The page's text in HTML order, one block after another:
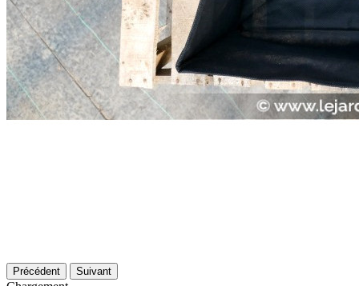
Précédent Suivant